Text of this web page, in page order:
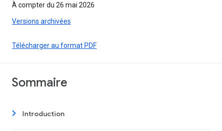
À compter du 26 mai 2026
Versions archivées
Télécharger au format PDF
Sommaire
Introduction